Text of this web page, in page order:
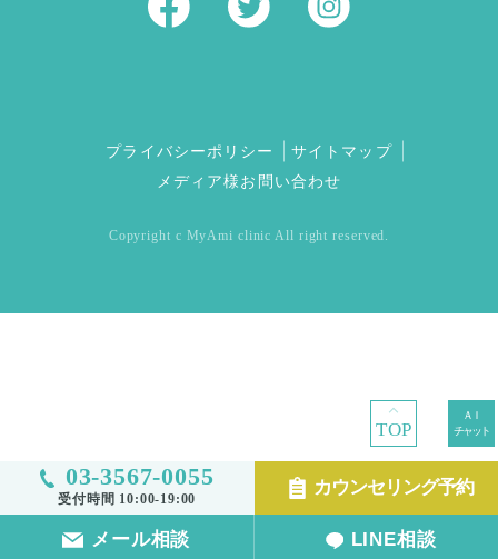
TOP
03-3567-0055
受付時間 10:00-19:00
カウンセリング予約
メール相談 LINE相談
プライバシーポリシー
サイトマップ
メディア様お問い合わせ
Copyright c MyAmi clinic All right reserved.